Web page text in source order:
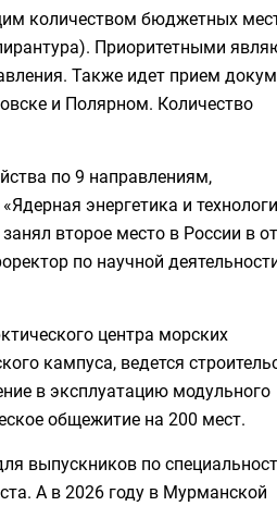
количеством бюджетных
Приоритетными
Также идет прием
и Полярном. Количество
по 9 направлениям,
энергетика и
второе место в России в
по научной
центра морских
кампуса, ведется
в эксплуатацию модульного
общежитие на 200 мест.
выпускников по
А в 2026 году в Мурманской